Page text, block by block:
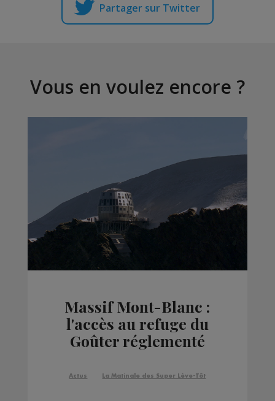
Partager sur Twitter
Vous en voulez encore ?
Massif Mont-Blanc :
l'accès au refuge du
Goûter réglementé
saison
Actus La Matinale des Super Lève-Tôt